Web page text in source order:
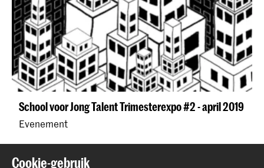
School voor Jong Talent Trimesterexpo #2 - april 2019
Evenement
Cookie-gebruik